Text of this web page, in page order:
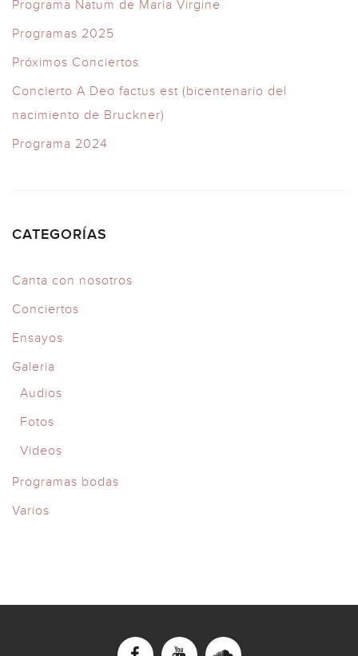
Programa Natum de Maria Virgine
Programas 2025
Próximos Conciertos
Concierto A Deo factus est (bicentenario del
nacimiento de Bruckner)
Programa 2024
CATEGORÍAS
Canta con nosotros
Conciertos
Ensayos
Galeria
Audios
Fotos
Videos
Programas bodas
Varios